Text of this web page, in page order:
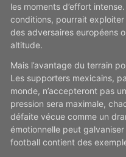
les moments d’effort
conditions, pourrait
des adversaires européens
altitude.
Mais l’avantage du terrain
Les supporters mexicains,
monde, n’accepteront pas
pression sera maximale,
défaite vécue comme un
émotionnelle peut
football contient des